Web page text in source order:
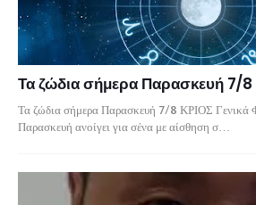
Τα ζώδια σήμερα Παρασκευή 7/8
Τα ζώδια σήμερα Παρασκευή 7/8 ΚΡΙΟΣ Γενικά
Παρασκευή ανοίγει για σένα με αίσθηση σ…